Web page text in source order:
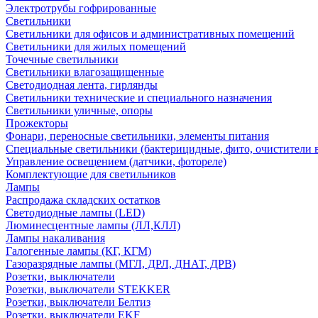
Электротрубы гофрированные
Светильники
Светильники для офисов и административных помещений
Светильники для жилых помещений
Точечные светильники
Светильники влагозащищенные
Светодиодная лента, гирлянды
Светильники технические и специального назначения
Светильники уличные, опоры
Прожекторы
Фонари, переносные светильники, элементы питания
Специальные светильники (бактерицидные, фито, очистители
Управление освещением (датчики, фотореле)
Комплектующие для светильников
Лампы
Распродажа складских остатков
Светодиодные лампы (LED)
Люминесцентные лампы (ЛЛ,КЛЛ)
Лампы накаливания
Галогенные лампы (КГ, КГМ)
Газоразрядные лампы (МГЛ, ДРЛ, ДНАТ, ДРВ)
Розетки, выключатели
Розетки, выключатели STEKKER
Розетки, выключатели Белтиз
Розетки, выключатели EKF